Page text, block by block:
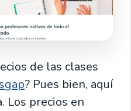
de las clases
? Pues bien, aquí
Los precios en